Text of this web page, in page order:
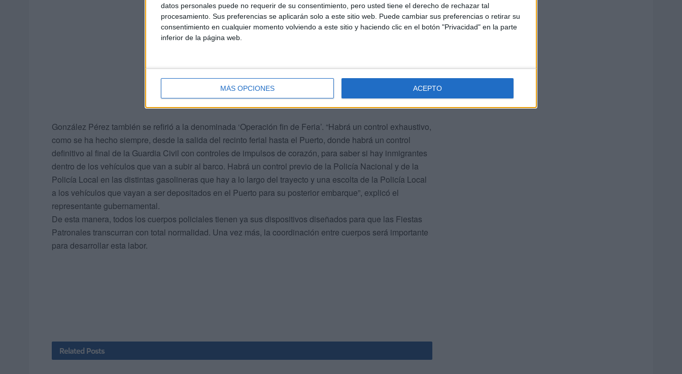
datos personales puede no requerir de su consentimiento, pero usted tiene el derecho de rechazar tal
procesamiento. Sus preferencias se aplicarán solo a este sitio web. Puede cambiar sus preferencias o retirar su
consentimiento en cualquier momento volviendo a este sitio y haciendo clic en el botón "Privacidad" en la parte
inferior de la página web.
MÁS OPCIONES ACEPTO
González Pérez también se refirió a la denominada ‘Operación fin de Feria’. “Habrá un control exhaustivo,
como se ha hecho siempre, desde la salida del recinto ferial hasta el Puerto, donde habrá un control
definitivo al final de la Guardia Civil con controles de impulsos de corazón, para saber si hay inmigrantes
dentro de los vehículos que van a subir al barco. Habrá un control previo de la Policía Nacional y de la
Policía Local en las distintas gasolineras que hay a lo largo del trayecto y una escolta de la Policía Local
a los vehículos que vayan a ser depositados en el Puerto para su posterior embarque”, explicó el
representante gubernamental.
De esta manera, todos los cuerpos policiales tienen ya sus dispositivos diseñados para que las Fiestas
Patronales transcurran con total normalidad. Una vez más, la coordinación entre cuerpos será importante
para desarrollar esta labor.
Related Posts